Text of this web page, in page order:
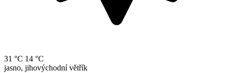
31 °C 14 °C
jasno, jihovýchodní větřík